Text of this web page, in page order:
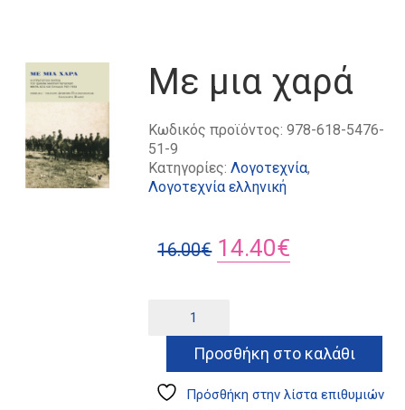
Με μια χαρά
Κωδικός προϊόντος:978-618-5476-
51-9
Κατηγορίες:Λογοτεχνία,
Λογοτεχνία ελληνική
16.00€ Original
16.00€.
14.40€
είναι:
14.40€.
χαρά
ποσότηταΠροσθήκη στο καλάθι
Πρόσθήκη στην λίστα επιθυμιών